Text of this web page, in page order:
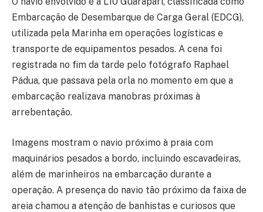
Embarcação de Desembarque de Carga Geral (EDCG),
utilizada pela Marinha em operações logísticas e
transporte de equipamentos pesados. A cena foi
registrada no fim da tarde pelo fotógrafo Raphael
Pádua, que passava pela orla no momento em que a
embarcação realizava manobras próximas à
arrebentação.
Imagens mostram o navio próximo à praia com
maquinários pesados a bordo, incluindo escavadeiras,
além de marinheiros na embarcação durante a
operação. A presença do navio tão próximo da faixa de
areia chamou a atenção de banhistas e curiosos que